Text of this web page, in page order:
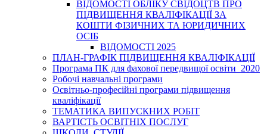
ВІДОМОСТІ ОБЛІКУ СВІДОЦТВ ПРО
ПІДВИЩЕННЯ КВАЛІФІКАЦІЇ ЗА
КОШТИ ФІЗИЧНИХ ТА ЮРИДИЧНИХ
ОСІБ
ВІДОМОСТІ 2025
ПЛАН-ГРАФІК ПІДВИЩЕННЯ КВАЛІФІКАЦІЇ
Програма ПК для фахової передвищої освіти_2020
Робочі навчальні програми
Освітньо-професійні програми підвищення
кваліфікації
ТЕМАТИКА ВИПУСКНИХ РОБІТ
ВАРТІСТЬ ОСВІТНІХ ПОСЛУГ